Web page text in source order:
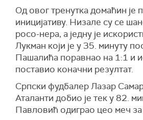
Од овог тренутка домаћин је
иницијативу. Низале су се
росо-нера, а једну је
Лукман који је у 35. минуту
Пашалића поравнао на 1:1 и
поставио коначни резултат.
Српски фудбалер Лазар
Аталанти добио је тек у 82.
Павловић одиграо цео меч